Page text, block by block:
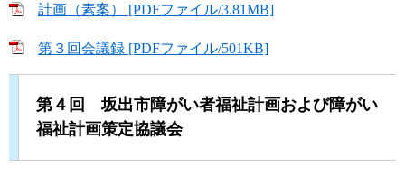
計画（素案） [PDFファイル/3.81MB]
第３回会議録 [PDFファイル/501KB]
第４回 坂出市障がい者福祉計画および障がい
福祉計画策定協議会